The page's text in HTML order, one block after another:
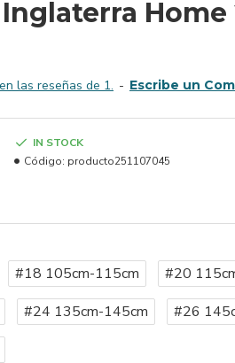
Home
las reseñas de 1. - Escribe un
IN STOCK
Código: producto251107045
#18 105cm-115cm
#20
#24 135cm-145cm
#26